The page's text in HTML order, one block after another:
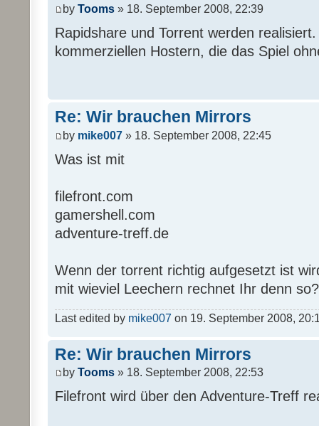
by Tooms » 18. September 2008, 22:39
Rapidshare und Torrent werden
kommerziellen Hostern, die das Spiel
Re: Wir brauchen Mirrors
by mike007 » 18. September 2008, 22:45
Was ist mit
filefront.com
gamershell.com
adventure-treff.de
Wenn der torrent richtig aufgesetzt ist
mit wieviel Leechern rechnet Ihr denn so?
Last edited by mike007 on 19. September 2008,
Re: Wir brauchen Mirrors
by Tooms » 18. September 2008, 22:53
Filefront wird über den Adventure-Treff